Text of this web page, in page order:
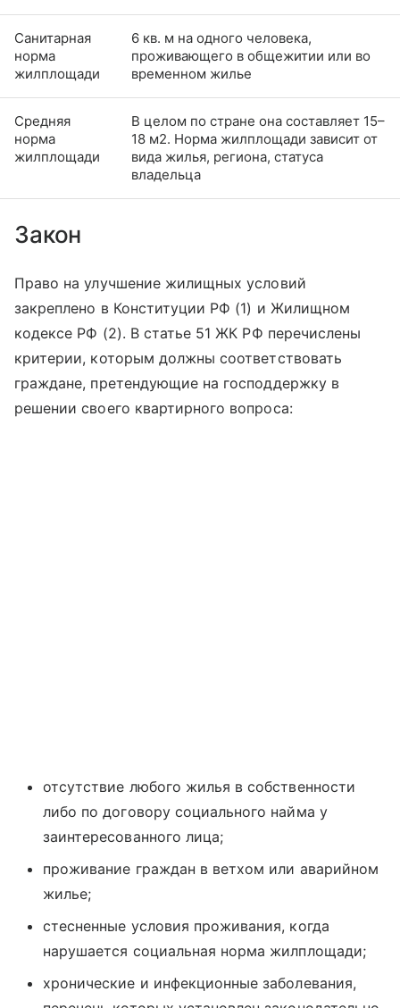
Санитарная
норма
жилплощади
6 кв. м на одного человека,
проживающего в общежитии или во
временном жилье
Средняя
норма
жилплощади
В целом по стране она составляет 15–
18 м2. Норма жилплощади зависит от
вида жилья, региона, статуса
владельца
Закон
Право на улучшение жилищных условий
закреплено в Конституции РФ (1) и Жилищном
кодексе РФ (2). В статье 51 ЖК РФ перечислены
критерии, которым должны соответствовать
граждане, претендующие на господдержку в
решении своего квартирного вопроса:
отсутствие любого жилья в собственности
либо по договору социального найма у
заинтересованного лица;
проживание граждан в ветхом или аварийном
жилье;
стесненные условия проживания, когда
нарушается социальная норма жилплощади;
хронические и инфекционные заболевания,